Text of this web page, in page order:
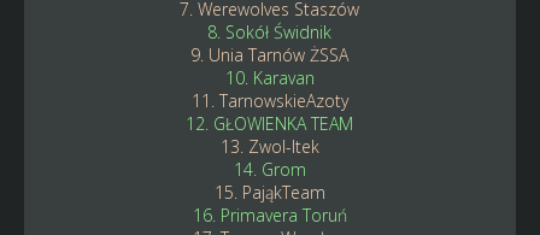
7. Werewolves Staszów
8. Sokół Świdnik
9. Unia Tarnów ŻSSA
10. Karavan
11. TarnowskieAzoty
12. GŁOWIENKA TEAM
13. Zwol-Itek
14. Grom
15. PająkTeam
16. Primavera Toruń